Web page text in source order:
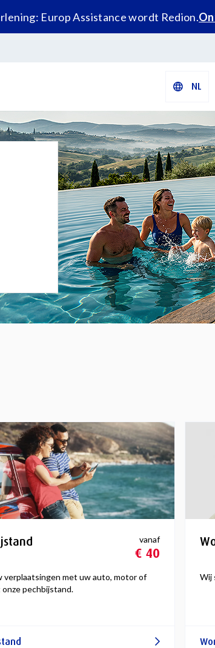
Europ Assistance wordt Redion.
NL
vanaf
€ 40
verplaatsingen met uw auto, motor of
pechbijstand.
Wij